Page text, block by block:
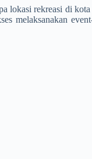
rekreasi di
melaksanakan